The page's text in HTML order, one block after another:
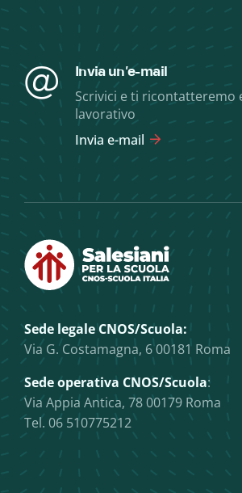
Invia un'e-mail
Scrivici e ti ricontatteremo
lavorativo
Invia e-mail
Sede legale CNOS/Scuola:
Via G. Costamagna, 6 00181 Roma
Sede operativa CNOS/Scuola:
Via Appia Antica, 78 00179 Roma
Tel. 06 510775212